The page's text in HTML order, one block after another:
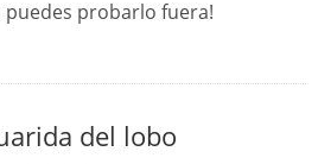
puedes probarlo fuera!
del lobo